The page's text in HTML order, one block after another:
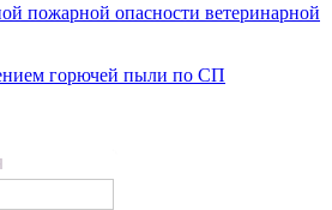
пожарной опасности ветеринарной
горючей пыли по СП